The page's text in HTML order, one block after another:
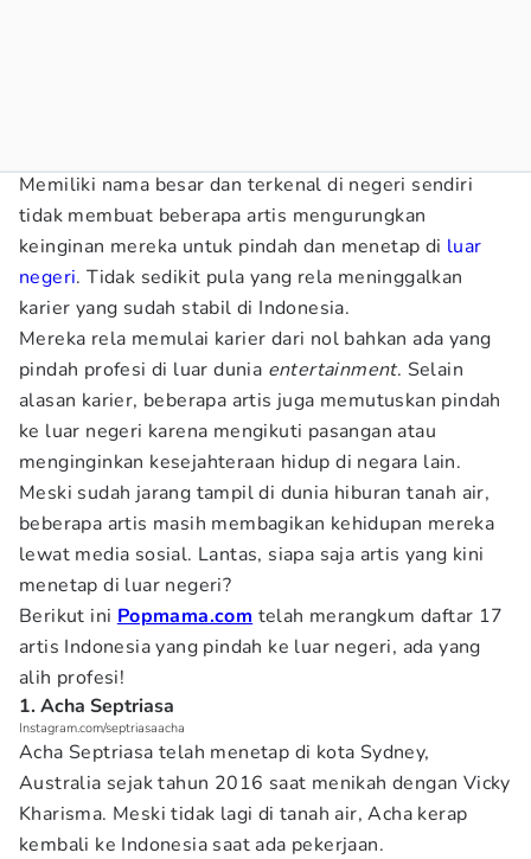
Memiliki nama besar dan terkenal di negeri sendiri
tidak membuat beberapa artis mengurungkan
keinginan mereka untuk pindah dan menetap di luar
negeri. Tidak sedikit pula yang rela meninggalkan
karier yang sudah stabil di Indonesia.
Mereka rela memulai karier dari nol bahkan ada yang
pindah profesi di luar dunia entertainment. Selain
alasan karier, beberapa artis juga memutuskan pindah
ke luar negeri karena mengikuti pasangan atau
menginginkan kesejahteraan hidup di negara lain.
Meski sudah jarang tampil di dunia hiburan tanah air,
beberapa artis masih membagikan kehidupan mereka
lewat media sosial. Lantas, siapa saja artis yang kini
menetap di luar negeri?
Berikut ini Popmama.com telah merangkum daftar 17
artis Indonesia yang pindah ke luar negeri, ada yang
alih profesi!
1. Acha Septriasa
Instagram.com/septriasaacha
Acha Septriasa telah menetap di kota Sydney,
Australia sejak tahun 2016 saat menikah dengan Vicky
Kharisma. Meski tidak lagi di tanah air, Acha kerap
kembali ke Indonesia saat ada pekerjaan.